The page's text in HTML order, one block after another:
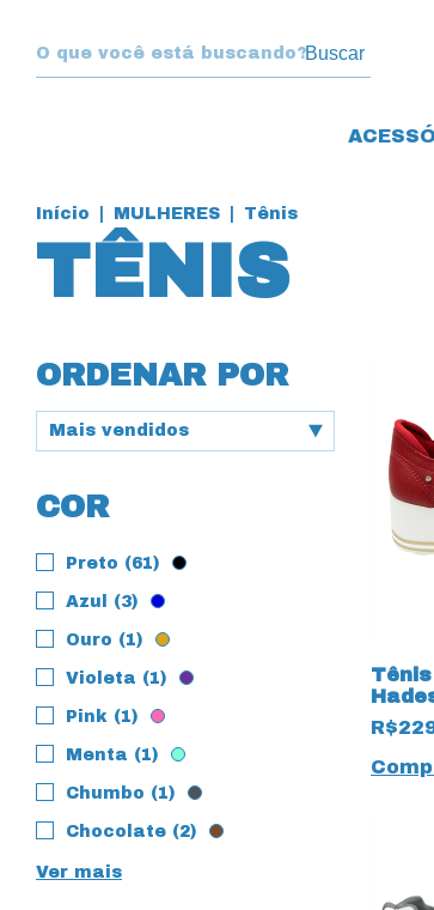
Buscar
Início MULHERES Tênis
TÊNIS
ORDENAR POR
COR
Preto (61)
Azul (3)
Ouro (1)
Violeta (1)
Pink (1)
Menta (1)
Chumbo (1)
Chocolate (2)
Ver mais
Tênis